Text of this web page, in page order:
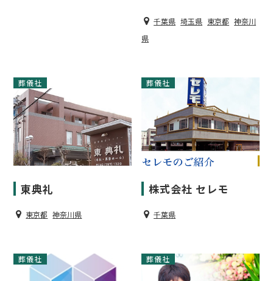
千葉県 埼玉県 東京都 神奈川
県
葬儀社
東典礼
東京都 神奈川県
葬儀社
株式会社 セレモ
千葉県
葬儀社 葬儀社